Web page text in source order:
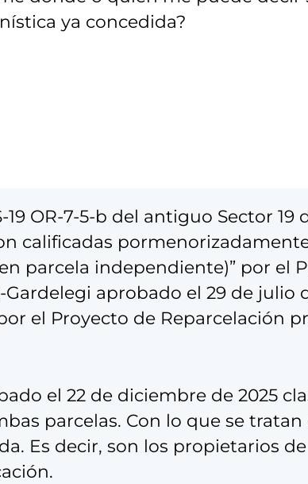
ya concedida?
19 OR-7-5-b del antiguo Sector 19
calificadas
parcela independiente)” por el
aprobado el 29 de julio
el Proyecto de Reparcelación
el 22 de diciembre de 2025
parcelas. Con lo que se tratan
Es decir, son los propietarios